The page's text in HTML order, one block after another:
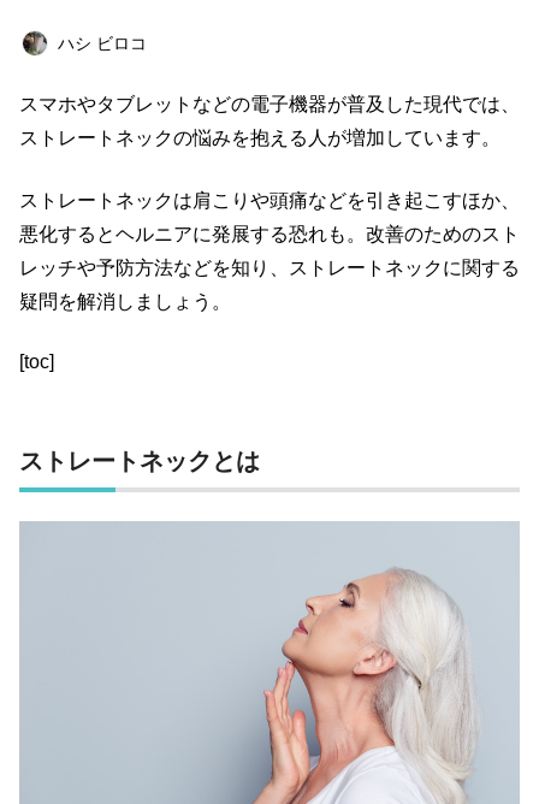
オフ会レポート クリエイター グルメ
コミュニティ
キーワード一覧
ハシ ビロコ
スマホやタブレットなどの電子機器が普及した現代では、
ストレートネックの悩みを抱える人が増加しています。
ストレートネックは肩こりや頭痛などを引き起こすほか、
悪化するとヘルニアに発展する恐れも。改善のためのスト
レッチや予防方法などを知り、ストレートネックに関する
疑問を解消しましょう。
[toc]
ストレートネックとは